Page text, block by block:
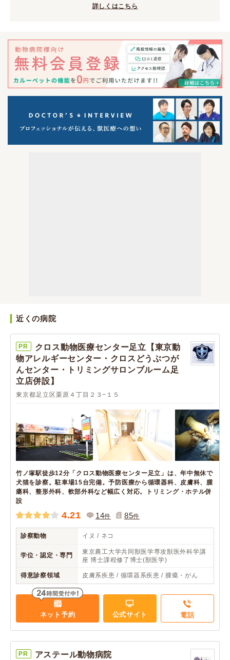
詳しくはこちら
近くの病院
PR
クロス動物医療センター足立【東京動
物アレルギーセンター・クロスどうぶつが
んセンター・トリミングサロンブルーム足
立店併設】
東京都足立区栗原４丁目２３−１５
竹ノ塚駅徒歩12分「クロス動物医療センター足立」は、年中無休で
犬猫を診察。駐車場15台完備。予防医療から循環器科、皮膚科、腫
瘍科、整形外科、軟部外科など幅広く対応。トリミング・ホテル併
設
4.21 14件 85件
診察動物 イヌ / ネコ
学位・認定・専門
東京農工大学共同獣医学専攻獣医外科学講
座 博士課程修了博士(獣医学)
得意診察領域 皮膚系疾患 / 循環器系疾患 / 腫瘍・がん
ネット予約 公式サイト 電話
PR アステール動物病院